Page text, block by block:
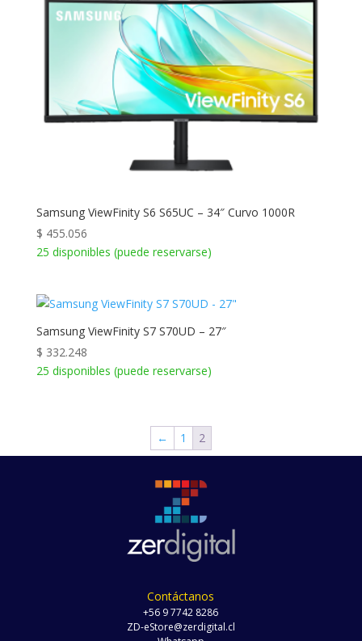
Samsung ViewFinity S6 S65UC – 34″ Curvo 1000R
$ 455.056
25 disponibles (puede reservarse)
Samsung ViewFinity S7 S70UD – 27″
$ 332.248
25 disponibles (puede reservarse)
← 1 2
Contáctanos
+56 9 7742 8286
ZD-eStore@zerdigital.cl